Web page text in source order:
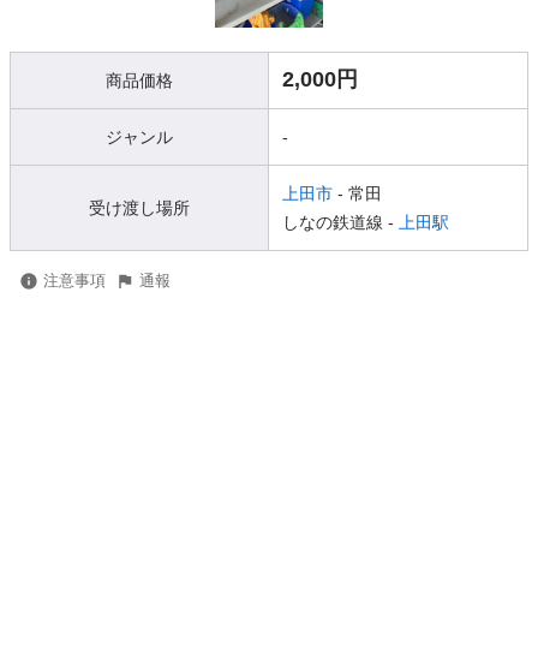
商品価格 2,000円
ジャンル -
受け渡し場所
上田市 - 常田
しなの鉄道線 -
上田駅
注意事項 通報